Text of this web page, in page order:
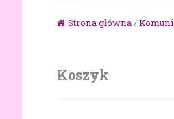
Strona główna/
Koszyk